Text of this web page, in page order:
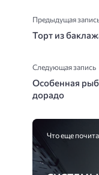
Предыдущая
Торт из
Следующая запись
Особенная
дорадо
Что еще